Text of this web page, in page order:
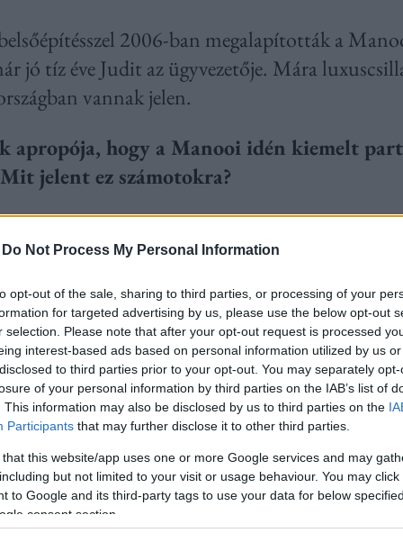
Do Not Process My Personal Information
opt-out of the sale, sharing to third parties, or processing of your
for targeted advertising by us, please use the below opt-out
selection. Please note that after your opt-out request is processed
interest-based ads based on personal information utilized by us
to third parties prior to your opt-out. You may separately
of your personal information by third parties on the IAB’s list of
This information may also be disclosed by us to third parties on the
Participants that may further disclose it to other third parties.
that this website/app uses one or more Google services and may
but not limited to your visit or usage behaviour. You may
to Google and its third-party tags to use your data for below
consent section.
2006-ban megalapították a
jó tíz éve Judit az ügyvezetője. Mára
vannak jelen.
apropója, hogy a Manooi idén kiemelt
jelent ez számotokra?
egyedülikéntSwarovskicsillárokat
is dolgoztunk már a Swarovski
logóját, egy különleges csiszolású, exkluzív
akkor az biztosan a Manooi terméke.
az Artica formáját mintázza.
kristály a lámpavázra?
fejlesztés, kézzel kerül fel minden egyes
meg én fűztük a láncokat, aztán jöttek
Több olyan kollégánk van, aki már